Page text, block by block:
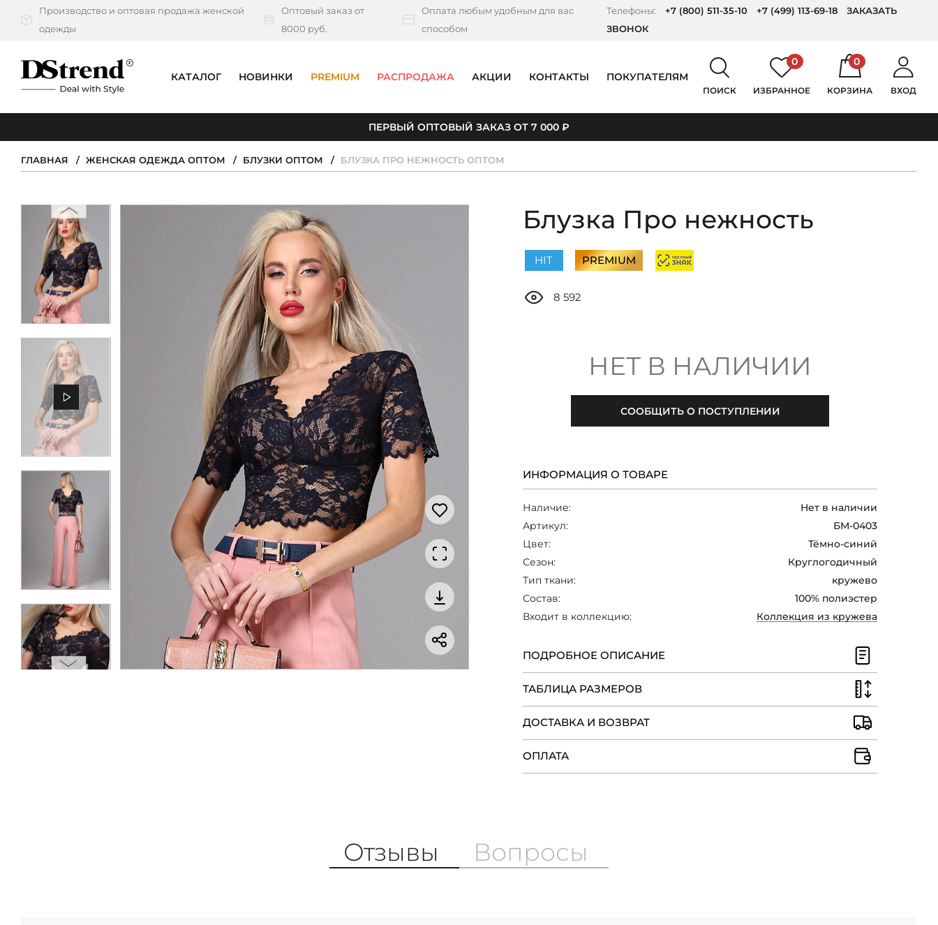
Производство и оптовая продажа женской
одежды
Оптовый заказ от
8000 руб.
Оплата любым удобным для вас
способом
Телефоны: +7 (800) 511-35-10 +7 (499) 113-69-18
ЗАКАЗАТЬ
ЗВОНОК
КАТАЛОГ НОВИНКИ PREMIUM РАСПРОДАЖА АКЦИИ КОНТАКТЫ ПОКУПАТЕЛЯМ
ПОИСК
0
ИЗБРАННОЕ
0
КОРЗИНА ВХОД
ПЕРВЫЙ ОПТОВЫЙ ЗАКАЗ ОТ 7 000 ₽
КАТАЛОГ
НОВИНКИ
PREMIUM
РАСПРОДАЖА
АКЦИИ
КОНТАКТЫ
ЖУРНАЛ
О НАС
СКИДКИ
ЧАСТО ЗАДАВАЕМЫЕ ВОПРОСЫ
ОПТОВЫМ ПОКУПАТЕЛЯМ
РОЗНИЧНЫМ ПОКУПАТЕЛЯМ
ДОСТАВКА
ОПЛАТА
ТАБЛИЦА РАЗМЕРОВ
ГЛАВНАЯ ЖЕНСКАЯ ОДЕЖДА ОПТОМ БЛУЗКИ ОПТОМ БЛУЗКА ПРО НЕЖНОСТЬ ОПТОМ
Блузка Про нежность
HIT PREMIUM
8 592
НЕТ В НАЛИЧИИ
СООБЩИТЬ О ПОСТУПЛЕНИИ
ИНФОРМАЦИЯ О ТОВАРЕ
Наличие:
Нет в наличии
Артикул:
БМ-0403
Цвет:
Тёмно-синий
Сезон:
Круглогодичный
Тип ткани:
кружево
Состав:
100% полиэстер
Входит в коллекцию:
Коллекция из кружева
ПОДРОБНОЕ ОПИСАНИЕ
ТАБЛИЦА РАЗМЕРОВ
ДОСТАВКА И ВОЗВРАТ
ОПЛАТА
Отзывы Вопросы